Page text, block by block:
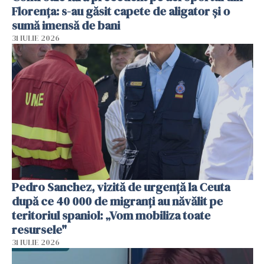
Florența: s-au găsit capete de aligator și o
sumă imensă de bani
31 IULIE 2026
Pedro Sanchez, vizită de urgență la Ceuta
după ce 40 000 de migranți au năvălit pe
teritoriul spaniol: „Vom mobiliza toate
resursele"
31 IULIE 2026